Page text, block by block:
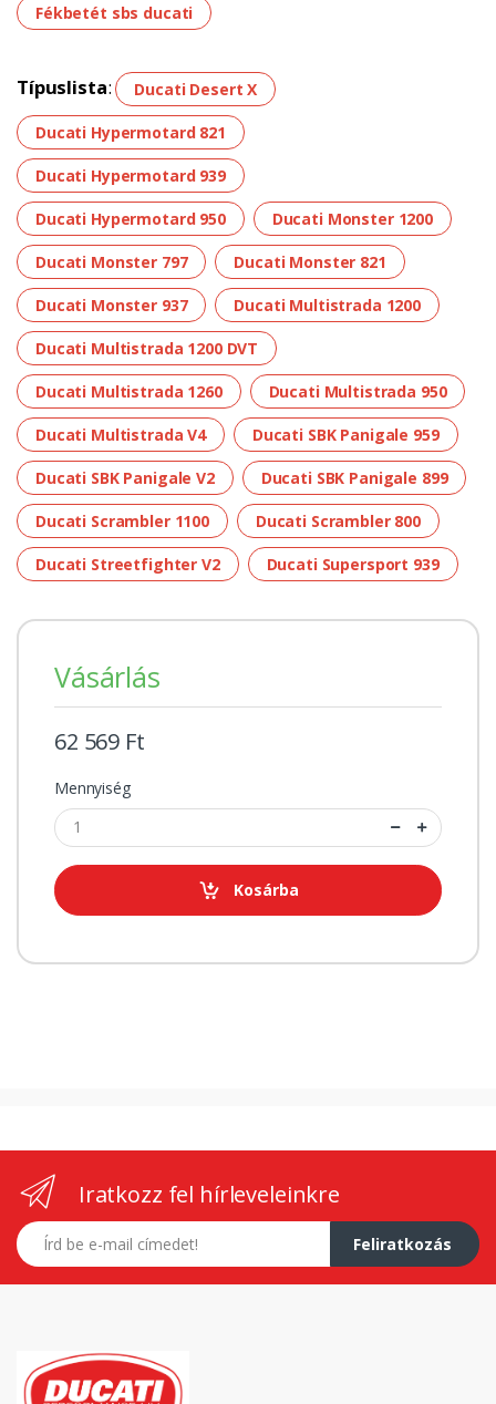
Fékbetét sbs ducati
Típuslista: Ducati Desert X
Ducati Hypermotard 821
Ducati Hypermotard 939
Ducati Hypermotard 950 Ducati Monster 1200
Ducati Monster 797 Ducati Monster 821
Ducati Monster 937 Ducati Multistrada 1200
Ducati Multistrada 1200 DVT
Ducati Multistrada 1260 Ducati Multistrada 950
Ducati Multistrada V4 Ducati SBK Panigale 959
Ducati SBK Panigale V2 Ducati SBK Panigale 899
Ducati Scrambler 1100 Ducati Scrambler 800
Ducati Streetfighter V2 Ducati Supersport 939
Vásárlás
62 569 Ft
Mennyiség
Kosárba
Iratkozz fel hírleveleinkre
E-mail címed
Feliratkozás